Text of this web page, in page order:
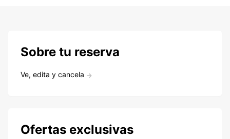
Sobre tu reserva
Ve, edita y cancela
Ofertas exclusivas